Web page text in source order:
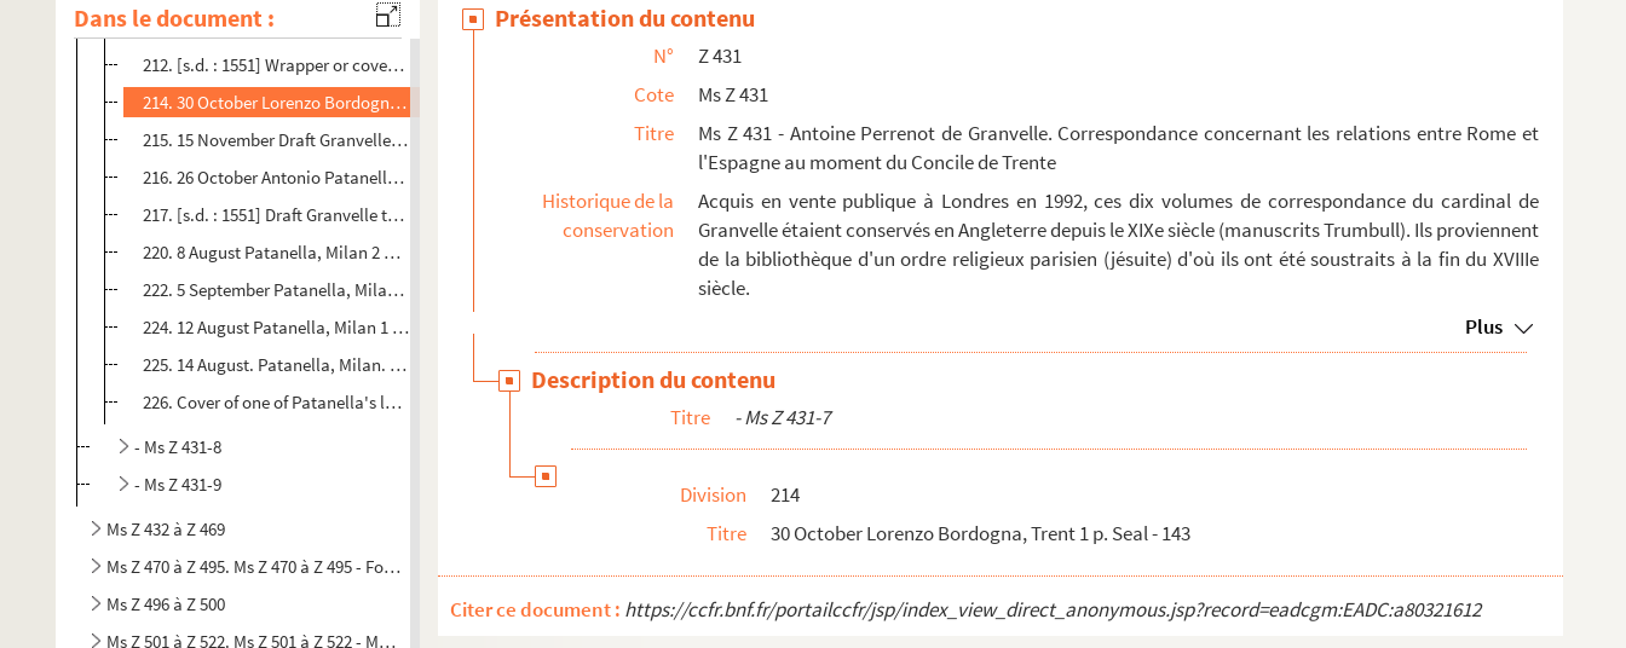
Dans le document :
209. 31 October Bibiena, Milan 1 p. Seal - 138
212. [s.d. : 1551] Wrapper or cover of a letter from Bibiena with suramary of contents of letter in Itali...
214. 30 October Lorenzo Bordogna, Trent 1 p. Seal - 143
215. 15 November Draft Granvelle, Innsbruck to Bordogna 1 p - 144
216. 26 October Antonio Patanella, Milan 1 p. Cover to this letter is probably no.86 below - 145
217. [s.d. : 1551] Draft Granvelle to ?Patanella 1 p - 146
220. 8 August Patanella, Milan 2 pp. Seal - 148
222. 5 September Patanella, Milan 1 pp. Seal - 150
224. 12 August Patanella, Milan 1 pp. Seal - 152
225. 14 August. Patanella, Milan. 2 pp. 1 p. Summary of contents in Italian. Endorsed. Seal - 153v
226. Cover of one of Patanella's letters, probably no.80 above - 154v
- Ms Z 431-8
- Ms Z 431-9
Ms Z 432 à Z 469
Ms Z 470 à Z 495. Ms Z 470 à Z 495 - Fonds Pierre Gascar
Ms Z 496 à Z 500
Ms Z 501 à Z 522. Ms Z 501 à Z 522 - Musique
Présentation du contenu
N°
Z 431
Cote
Ms Z 431
Titre
Ms Z 431 - Antoine Perrenot de Granvelle. Correspondance concernant les relations entre Rome et
l'Espagne au moment du Concile de Trente
Historique de la
conservation
Acquis en vente publique à Londres en 1992, ces dix volumes de correspondance du cardinal de
Granvelle étaient conservés en Angleterre depuis le XIXe siècle (manuscrits Trumbull). Ils proviennent
de la bibliothèque d'un ordre religieux parisien (jésuite) d'où ils ont été soustraits à la fin du XVIIIe
siècle.
Plus
Description du contenu
Titre - Ms Z 431-7
Division
214
Titre
30 October Lorenzo Bordogna, Trent 1 p. Seal - 143
Citer ce document : https://ccfr.bnf.fr/portailccfr/jsp/index_view_direct_anonymous.jsp?record=eadcgm:EADC:a80321612